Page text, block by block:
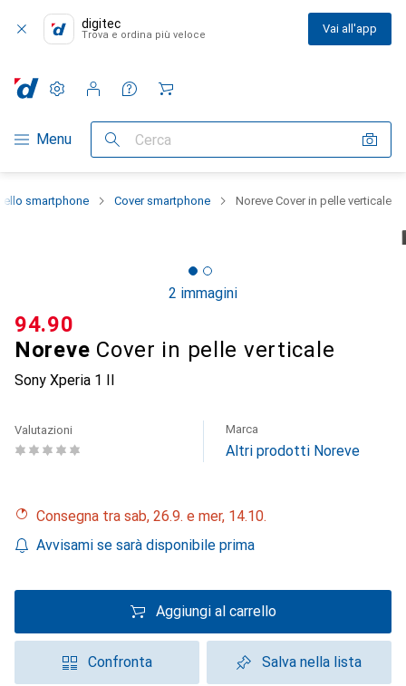
digitec
Trova e ordina più veloce Vai all'app
Categoria Navigazione
Menu Cerca
Impostazioni
Conto cliente
Liste di confronto
Liste dei desideri
Carrello
smartphone Cover smartphone Noreve Cover in pelle verticale
2 immagini
Noreve Cover in pelle verticale
Sony Xperia 1 II
CHF
94.90
Valutazioni Marca
Altri prodotti Noreve
Consegna tra sab, 26.9. e mer, 14.10.
Avvisami se sarà disponibile prima
Aggiungi al carrello
Confronta Salva nella lista